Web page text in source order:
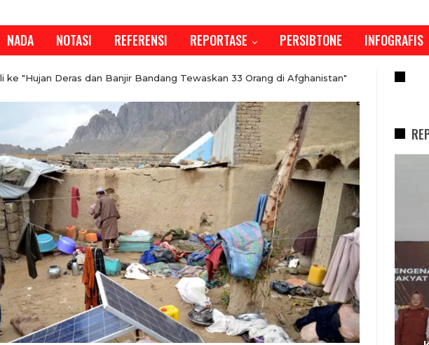
NADA NOTASI REFERENSI REPORTASE PERSIBTONE INFOGRAFIS
ke "Hujan Deras dan Banjir Bandang Tewaskan 33 Orang di Afghanistan"
REPORTASE REPORTASE